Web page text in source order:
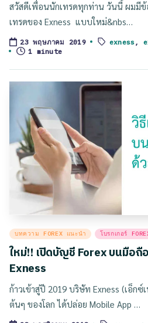
สวัสดีเพื่อนนักเทรดทุกท่าน วันนี้ ผมมีข้
เทรดของ Exness แบบใหม่&nbs…
23 พฤษภาคม 2019
Tags: exness ,
1 minute
Posted
in
บทความ FOREX แนะนำ โบรกเกอร์
ใหม่!! เปิดบัญชี Forex บนมือถื
Exness
ก้าวเข้าสู่ปี 2019 บริษัท Exness (เอ็กซ์
ต้นๆ ของโลก ได้ปล่อย Mobile App …